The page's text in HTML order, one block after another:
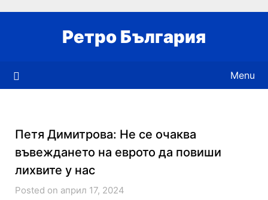
Ретро България
Menu
Петя Димитрова: Не се очаква
въвеждането на еврото да повиши
лихвите у нас
Posted on април 17, 2024